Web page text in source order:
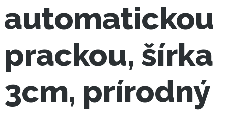
automatickou
prackou, šírka
3cm, prírodný